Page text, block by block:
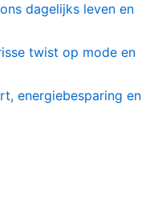
dagelijks leven en
twist op mode en
energiebesparing en